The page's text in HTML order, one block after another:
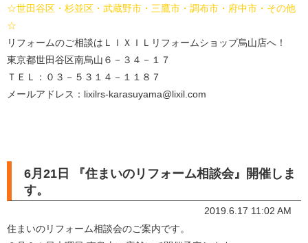
☆世田谷区・杉並区・武蔵野市・三鷹市・調布市・府中市・その他
☆
リフォームのご相談はＬＩＸＩＬリフォームショップ烏山店へ！
東京都世田谷区南烏山６－３４－１７
ＴＥＬ：０３－５３１４－１１８７
メールアドレス：lixilrs-karasuyama@lixil.com
6月21日 『住まいのリフォーム相談会』開催しま
す。
2019.6.17 11:02 AM
住まいのリフォーム相談会のご案内です。